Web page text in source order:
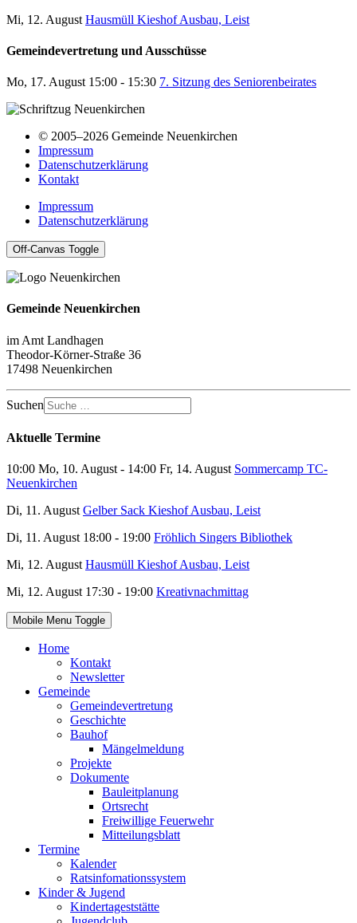
Mi, 12. August Hausmüll Kieshof Ausbau, Leist
Gemeindevertretung und Ausschüsse
Mo, 17. August 15:00 - 15:30 7. Sitzung des Seniorenbeirates
© 2005–2026 Gemeinde Neuenkirchen
Impressum
Datenschutzerklärung
Kontakt
Impressum
Datenschutzerklärung
Off-Canvas Toggle
Gemeinde Neuenkirchen
im Amt Landhagen
Theodor-Körner-Straße 36
17498 Neuenkirchen
Suchen
Aktuelle Termine
10:00 Mo, 10. August - 14:00 Fr, 14. August Sommercamp TC-
Neuenkirchen
Di, 11. August Gelber Sack Kieshof Ausbau, Leist
Di, 11. August 18:00 - 19:00 Fröhlich Singers Bibliothek
Mi, 12. August Hausmüll Kieshof Ausbau, Leist
Mi, 12. August 17:30 - 19:00 Kreativnachmittag
Mobile Menu Toggle
Home
Kontakt
Newsletter
Gemeinde
Gemeindevertretung
Geschichte
Bauhof
Mängelmeldung
Projekte
Dokumente
Bauleitplanung
Ortsrecht
Freiwillige Feuerwehr
Mitteilungsblatt
Termine
Kalender
Ratsinfomationssystem
Kinder & Jugend
Kindertageststätte